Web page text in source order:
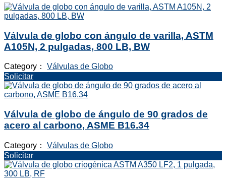
Válvula de globo con ángulo de varilla, ASTM
A105N, 2 pulgadas, 800 LB, BW
Category： Válvulas de Globo
Solicitar
Válvula de globo de ángulo de 90 grados de
acero al carbono, ASME B16.34
Category： Válvulas de Globo
Solicitar